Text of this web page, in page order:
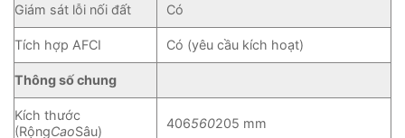
Giám sát lỗi nối đất Có
Tích hợp AFCI Có (yêu cầu kích hoạt)
Thông số chung
Kích thước
(RộngCaoSâu)
406560205 mm